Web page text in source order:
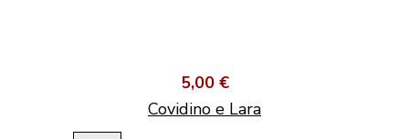
5,00 €
Covidino e Lara